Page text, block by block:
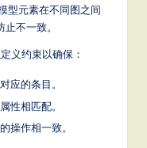
型元素在不同图之间
不一致。
义约束以确保：
应的条目。
性相匹配。
操作相一致。